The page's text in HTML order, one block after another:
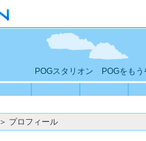
POGスタリオン POGをもう
＞ プロフィール